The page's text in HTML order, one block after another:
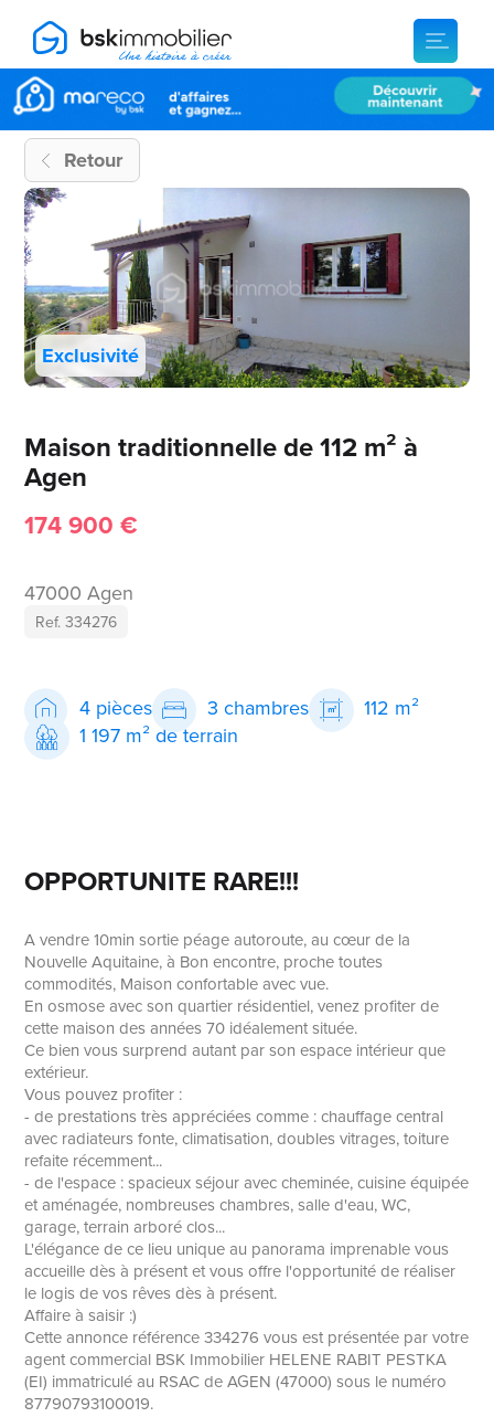
Retour
Exclusivité
Maison traditionnelle de 112 m² à
Agen
174 900 €
47000 Agen
Ref. 334276
4 pièces 3 chambres
112 m²
1 197 m² de terrain
OPPORTUNITE RARE!!!
A vendre 10min sortie péage autoroute, au cœur de la
Nouvelle Aquitaine, à Bon encontre, proche toutes
commodités, Maison confortable avec vue.
En osmose avec son quartier résidentiel, venez profiter de
cette maison des années 70 idéalement située.
Ce bien vous surprend autant par son espace intérieur que
extérieur.
Vous pouvez profiter :
- de prestations très appréciées comme : chauffage central
avec radiateurs fonte, climatisation, doubles vitrages, toiture
refaite récemment...
- de l'espace : spacieux séjour avec cheminée, cuisine équipée
et aménagée, nombreuses chambres, salle d'eau, WC,
garage, terrain arboré clos...
L'élégance de ce lieu unique au panorama imprenable vous
accueille dès à présent et vous offre l'opportunité de réaliser
le logis de vos rêves dès à présent.
Affaire à saisir :)
Cette annonce référence 334276 vous est présentée par votre
agent commercial BSK Immobilier HELENE RABIT PESTKA
(EI) immatriculé au RSAC de AGEN (47000) sous le numéro
87790793100019.